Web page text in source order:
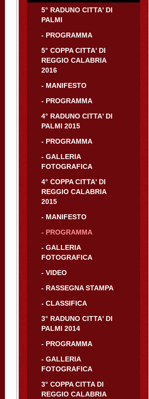
5° RADUNO CITTA' DI
PALMI
- PROGRAMMA
5° COPPA CITTA' DI
REGGIO CALABRIA
2016
- MANIFESTO
- PROGRAMMA
4° RADUNO CITTA' DI
PALMI 2015
- PROGRAMMA
- GALLERIA
FOTOGRAFICA
4° COPPA CITTA' DI
REGGIO CALABRIA
2015
- MANIFESTO
- PROGRAMMA
- GALLERIA
FOTOGRAFICA
- VIDEO
- RASSEGNA STAMPA
- CLASSIFICA
3° RADUNO CITTA' DI
PALMI 2014
- PROGRAMMA
- GALLERIA
FOTOGRAFICA
3° COPPA CITTA DI
REGGIO CALABRIA